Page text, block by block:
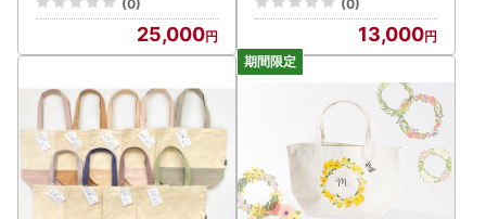
(0)
25,000
(0)
13,000